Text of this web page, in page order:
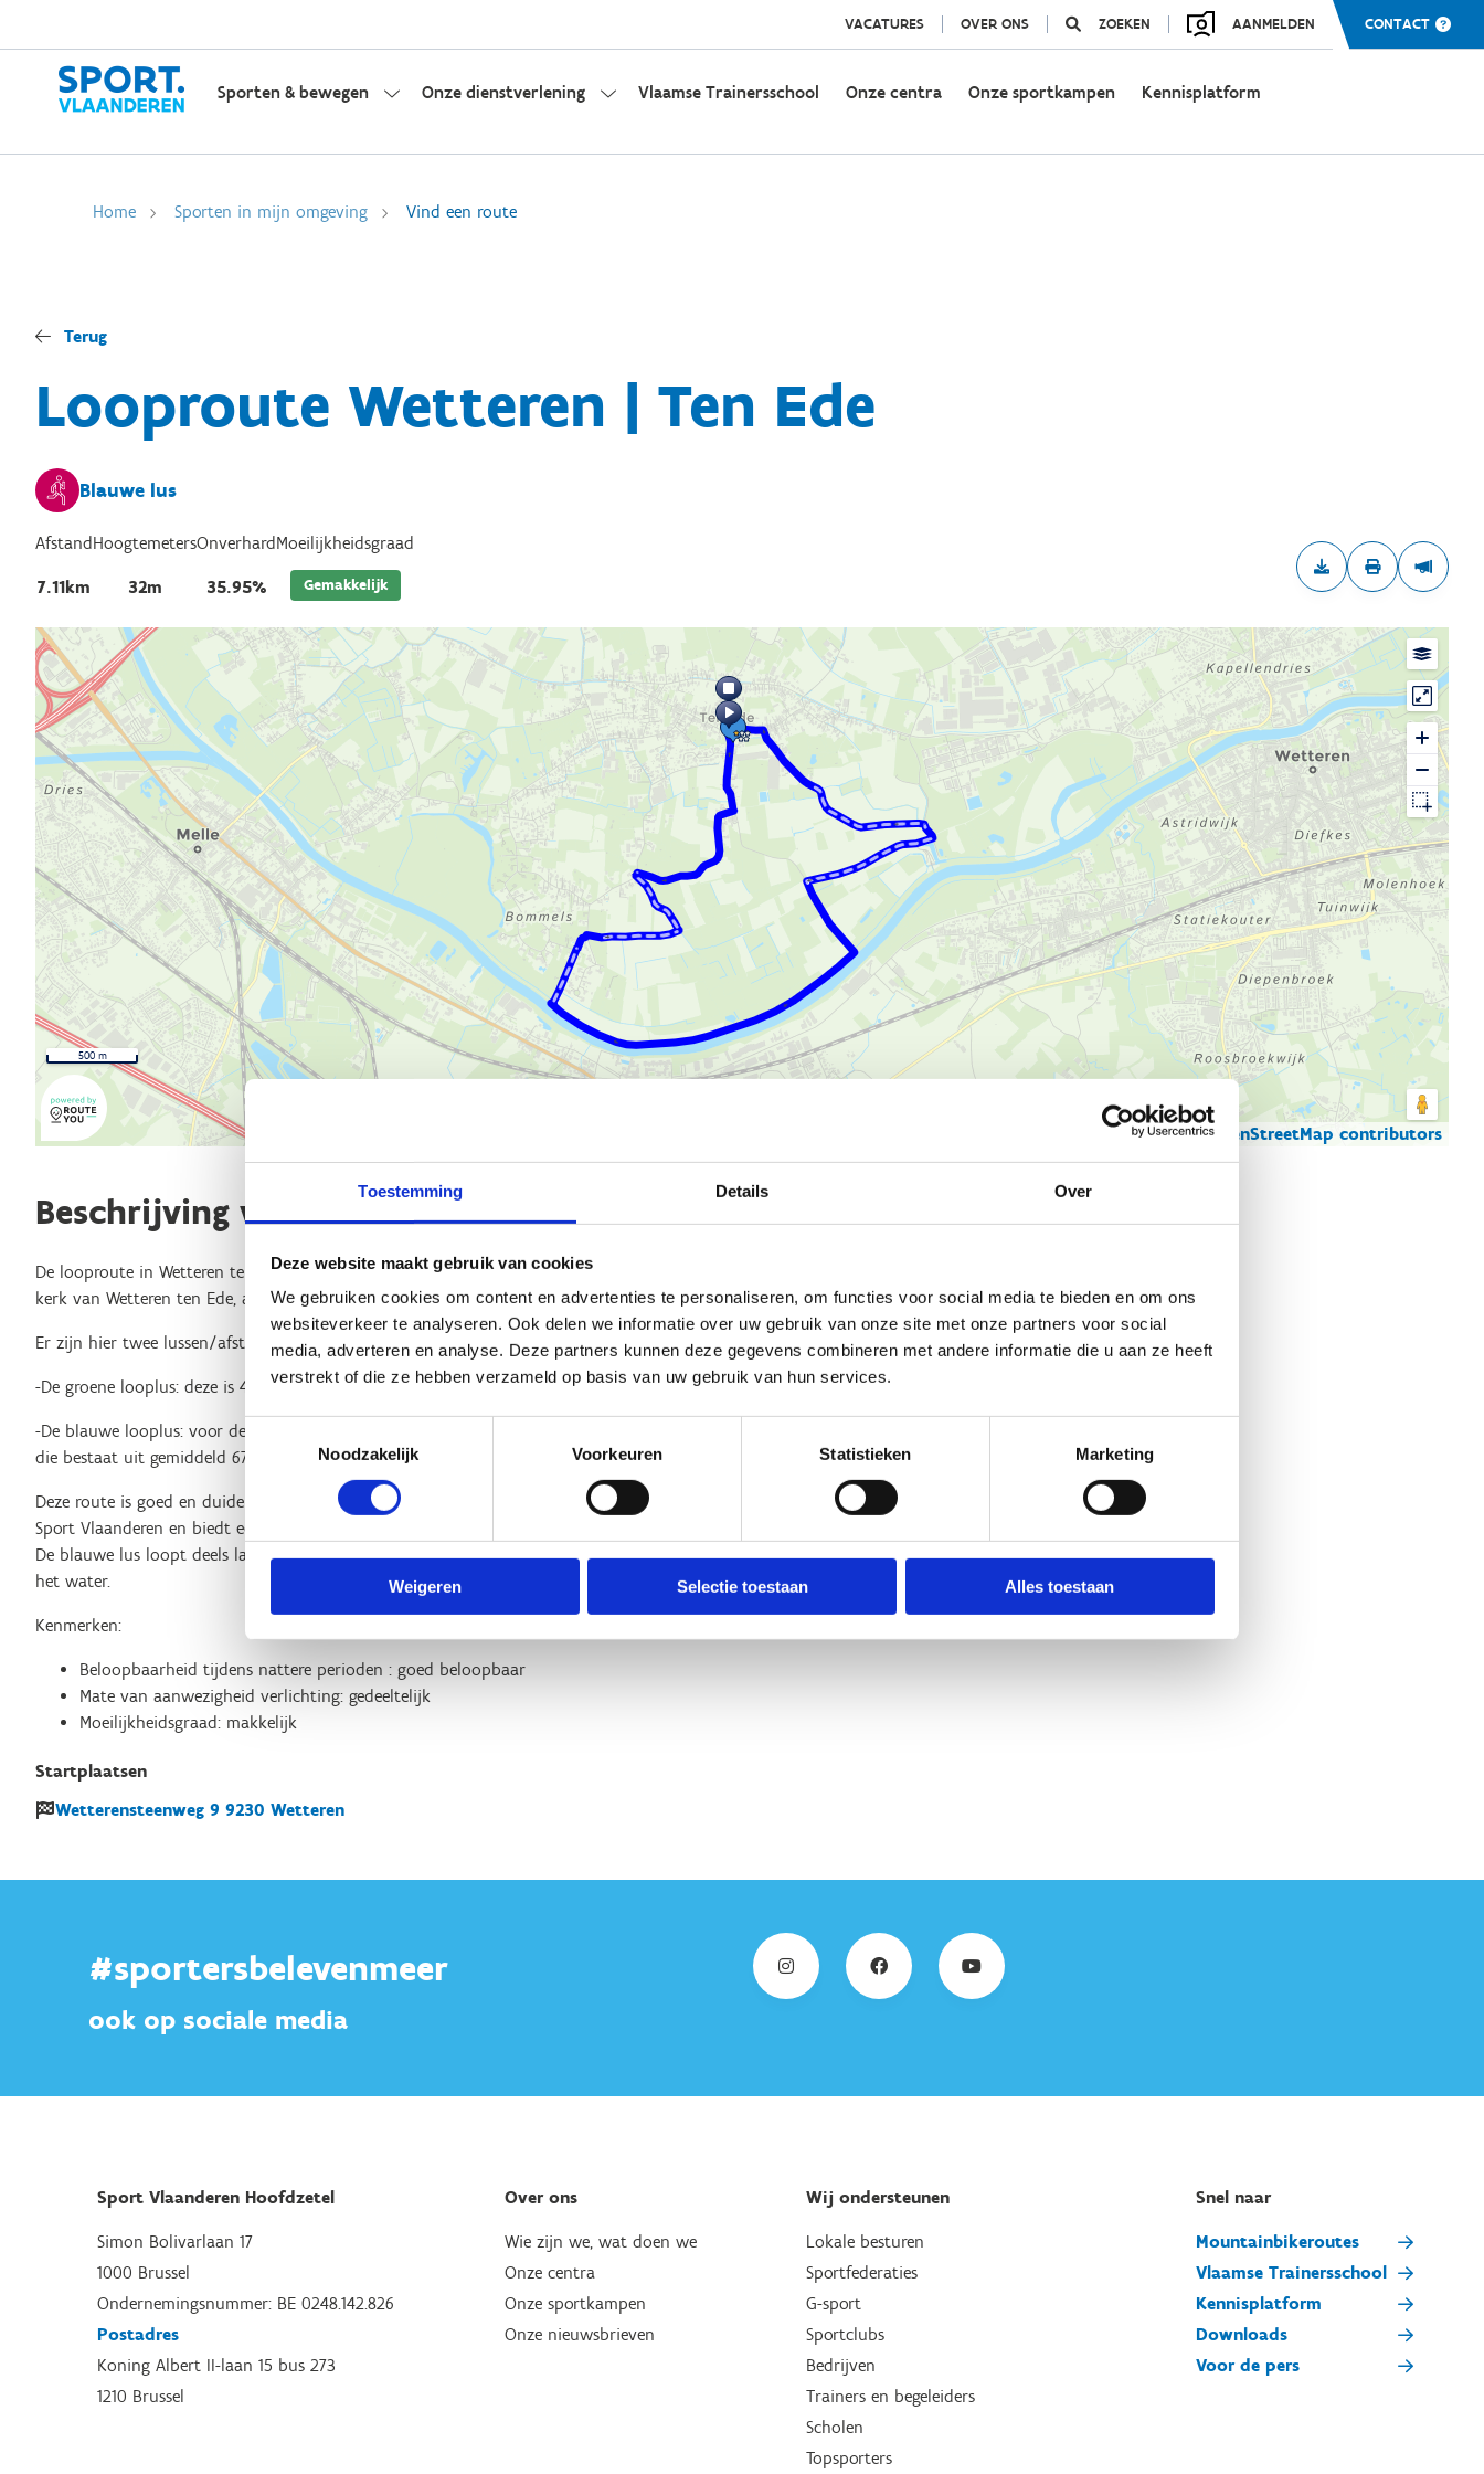
Toestemming Details Over
Deze website maakt gebruik van cookies
We gebruiken cookies om content en advertenties te personaliseren, om functies voor social media te bieden en om ons
websiteverkeer te analyseren. Ook delen we informatie over uw gebruik van onze site met onze partners voor social
media, adverteren en analyse. Deze partners kunnen deze gegevens combineren met andere informatie die u aan ze heeft
verstrekt of die ze hebben verzameld op basis van uw gebruik van hun services.
Toestemmingsselectie
Noodzakelijk
Voorkeuren Statistieken Marketing
Weigeren Selectie toestaan Alles toestaan
VACATURES OVER ONS ZOEKEN AANMELDEN CONTACT
Sporten & bewegen Onze dienstverlening Vlaamse Trainersschool Onze centra Onze sportkampen Kennisplatform
Home Sporten in mijn omgeving Vind een route
Terug
Looproute Wetteren | Ten Ede
Blauwe lus
Afstand
7.11km
Hoogtemeters
32m
Onverhard
35.95%
Moeilijkheidsgraad
Gemakkelijk
© Thunderforest© OpenStreetMap contributors
500 m
Beschrijving van de route
De looproute in Wetteren ten Ede is voor de locals een populaire looproute die start aan de
kerk van Wetteren ten Ede, aan de Wetterensteenweg 7.
Er zijn hier twee lussen/afstanden beschikbaar:
-De groene looplus: deze is 4,6 km lang en perfect voor een ontspannen loopje.
-De blauwe looplus: voor degenen die ietsje meer getraind zijn, is er een looplus van 7,1 km
die bestaat uit gemiddeld 67% onverharde paden.
Deze route is goed en duidelijk gemarkeerd d.m.v. de uniforme bewegwijzeringspijlen van
Sport Vlaanderen en biedt een prachtig beeld van de natuur en landschap van de omgeving.
De blauwe lus loopt deels langs de oevers van de Schelde, waar het genieten is van de rust en
het water.
Kenmerken:
Beloopbaarheid tijdens nattere perioden : goed beloopbaar
Mate van aanwezigheid verlichting: gedeeltelijk
Moeilijkheidsgraad: makkelijk
Startplaatsen
Wetterensteenweg 9 9230 Wetteren
#sportersbelevenmeer
ook op sociale media
Sport Vlaanderen Hoofdzetel
Simon Bolivarlaan 17
1000 Brussel
Ondernemingsnummer: BE 0248.142.826
Postadres
Koning Albert II-laan 15 bus 273
1210 Brussel
Over ons
Wie zijn we, wat doen we
Onze centra
Onze sportkampen
Onze nieuwsbrieven
Wij ondersteunen
Lokale besturen
Sportfederaties
G-sport
Sportclubs
Bedrijven
Trainers en begeleiders
Scholen
Topsporters
Snel naar
Mountainbikeroutes
Vlaamse Trainersschool
Kennisplatform
Downloads
Voor de pers